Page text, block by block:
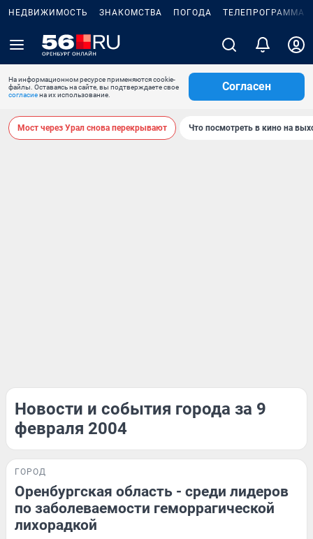
НЕДВИЖИМОСТЬ ЗНАКОМСТВА ПОГОДА ТЕЛЕПРОГРАММА
На информационном ресурсе применяются cookie-
файлы. Оставаясь на сайте, вы подтверждаете свое
согласиена их использование.
Согласен
Мост через Урал снова перекрывают Что посмотреть в кино на
Новости и события города за 9
февраля 2004
ГОРОД
Оренбургская область - среди лидеров
по заболеваемости геморрагической
лихорадкой